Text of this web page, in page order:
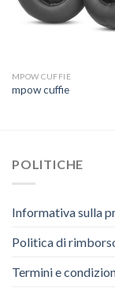
MPOW CUFFIE
mpow cuffie
POLITICHE
Informativa sulla
Politica di
Termini e